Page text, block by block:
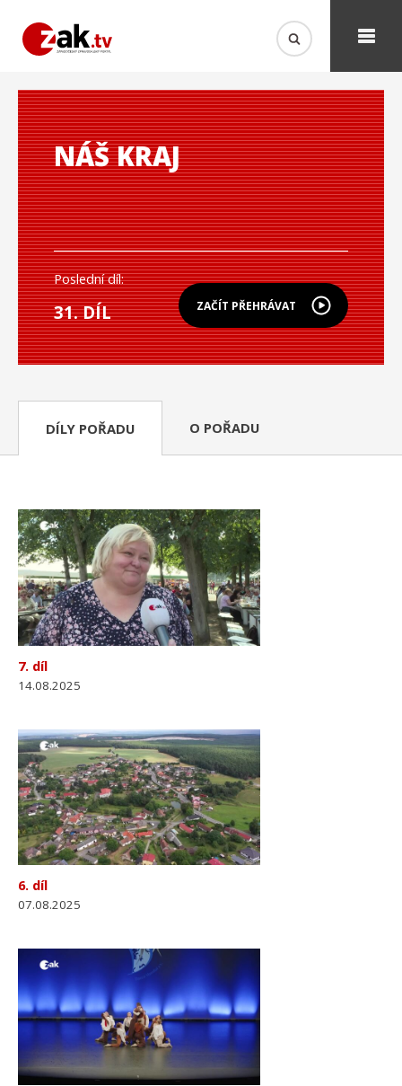
NÁŠ KRAJ
ZAČÍT PŘEHRÁVAT
Poslední díl:
31. DÍL
DÍLY POŘADU O POŘADU
7. díl
14.08.2025
6. díl
07.08.2025